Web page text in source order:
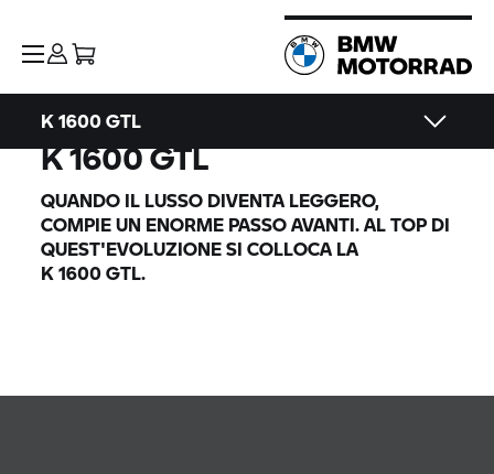
K 1600 GTL
K 1600 GTL
QUANDO IL LUSSO DIVENTA LEGGERO,
COMPIE UN ENORME PASSO AVANTI. AL TOP DI
QUEST'EVOLUZIONE SI COLLOCA LA
K 1600 GTL.